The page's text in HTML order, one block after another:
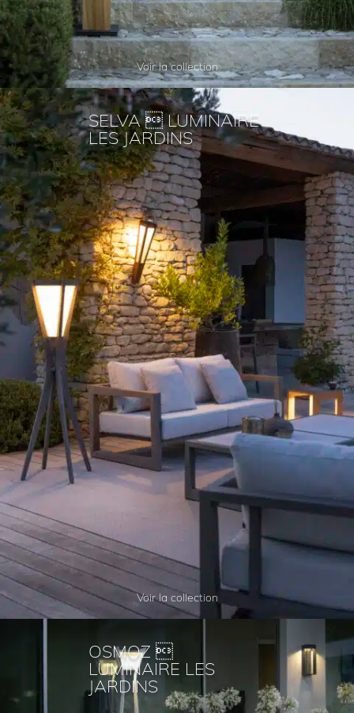
Voir la collection
SELVA  LUMINAIRE
LES JARDINS
Voir la collection
OSMOZ 
LUMINAIRE LES
JARDINS